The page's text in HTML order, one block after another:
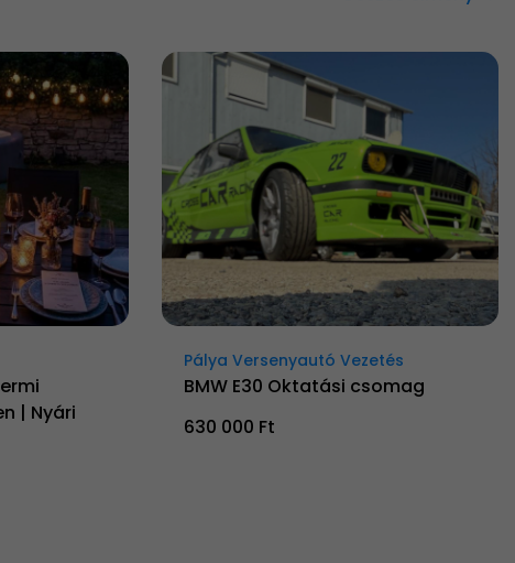
| Nyári
Pálya Versenyautó Vezetés
BMW E30 Oktatási csomag
630 000 Ft